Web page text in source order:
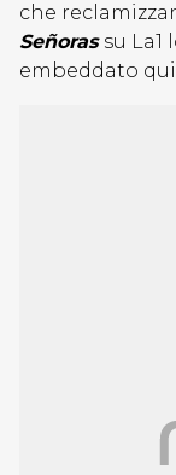
che
Señoras su La1
embeddato